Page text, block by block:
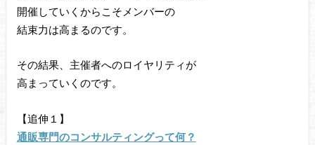
開催していくからこそメンバーの
結束力は高まるのです。
その結果、主催者へのロイヤリティが
高まっていくのです。
【追伸１】
通販専門のコンサルティングって何？